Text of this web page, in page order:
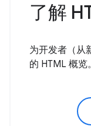
了解
为开发者（从
的 HTML 概览。